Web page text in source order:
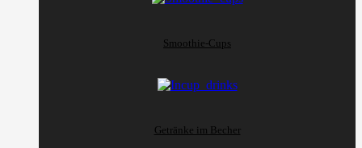
Smoothie-Cups
Getränke im Becher